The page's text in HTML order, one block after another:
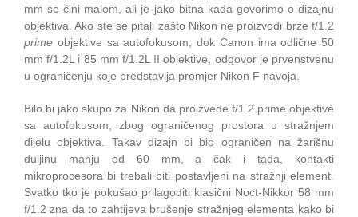
mm se čini malom, ali je jako bitna kada govorimo o dizajnu
objektiva. Ako ste se pitali zašto Nikon ne proizvodi brze f/1.2
prime objektive sa autofokusom, dok Canon ima odlične 50
mm f/1.2L i 85 mm f/1.2L II objektive, odgovor je prvenstvenu
u ograničenju koje predstavlja promjer Nikon F navoja.
Bilo bi jako skupo za Nikon da proizvede f/1.2 prime objektive
sa autofokusom, zbog ograničenog prostora u stražnjem
dijelu objektiva. Takav dizajn bi bio ograničen na žarišnu
duljinu manju od 60 mm, a čak i tada, kontakti
mikroprocesora bi trebali biti postavljeni na stražnji element.
Svatko tko je pokušao prilagoditi klasični Noct-Nikkor 58 mm
f/1.2 zna da to zahtijeva brušenje stražnjeg elementa kako bi